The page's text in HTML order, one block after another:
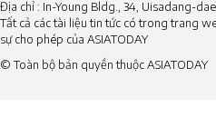
Địa chỉ : In-Young Bldg., 34, Uisadang-
Tất cả các tài liệu tin tức có trong trang
sự cho phép của ASIATODAY
© Toàn bộ bản quyền thuộc ASIATODAY